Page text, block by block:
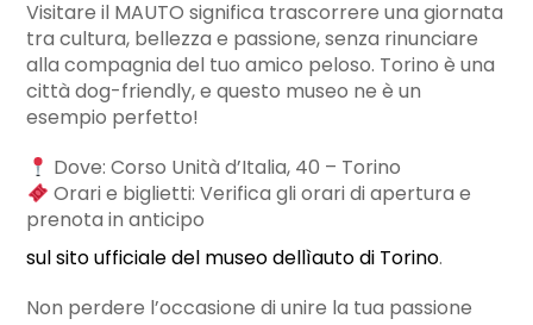
Visitare il MAUTO significa trascorrere una giornata
tra cultura, bellezza e passione, senza rinunciare
alla compagnia del tuo amico peloso. Torino è una
città dog-friendly, e questo museo ne è un
esempio perfetto!
Dove: Corso Unità d’Italia, 40 – Torino
Orari e biglietti: Verifica gli orari di apertura e
prenota in anticipo
sul sito ufficiale del museo dellìauto di Torino.
Non perdere l’occasione di unire la tua passione